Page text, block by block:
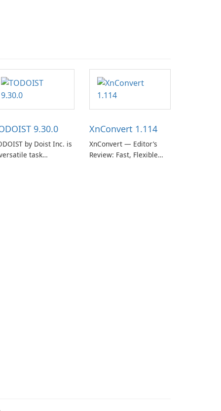
9.30.0
by Doist Inc. is
task
XnConvert 1.114
XnConvert — Editor’s
Review: Fast, Flexible